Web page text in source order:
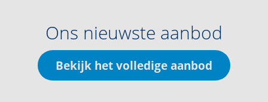
Ons nieuwste aanbod
Bekijk het volledige aanbod